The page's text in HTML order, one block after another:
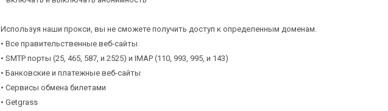
Используя наши прокси, вы не сможете получить доступ к определенным доменам.
• Все правительственные веб-сайты
• SMTP порты (25, 465, 587, и 2525) и IMAP (110, 993, 995, и 143)
• Банковские и платежные веб-сайты
• Сервисы обмена билетами
• Getgrass